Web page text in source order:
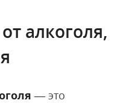
алкоголя,
— это